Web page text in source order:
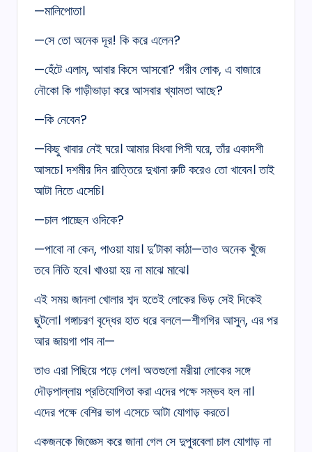
—মালিপোতা।
—সে তো অনেক দূর! কি করে এলেন?
—হেঁটে এলাম, আবার কিসে আসবো? গরীব লোক, এ বাজারে
নৌকো কি গাড়ীভাড়া করে আসবার খ্যামতা আছে?
—কি নেবেন?
—কিছু খাবার নেই ঘরে। আমার বিধবা পিসী ঘরে, তাঁর একাদশী
আসচে। দশমীর দিন রাত্তিরে দুখানা রুটি করেও তো খাবেন। তাই
আটা নিতে এসেচি।
—চাল পাচ্ছেন ওদিকে?
—পাবো না কেন, পাওয়া যায়। দু’টাকা কাঠা—তাও অনেক খুঁজে
তবে নিতি হবে। খাওয়া হয় না মাঝে মাঝে।
এই সময় জানলা খোলার শব্দ হতেই লোকের ভিড় সেই দিকেই
ছুটলো। গঙ্গাচরণ বৃদ্ধের হাত ধরে বললে—শীগগির আসুন, এর পর
আর জায়গা পাব না—
তাও এরা পিছিয়ে পড়ে গেল। অতগুলো মরীয়া লোকের সঙ্গে
দৌড়পাল্লায় প্রতিযোগিতা করা এদের পক্ষে সম্ভব হল না।
এদের পক্ষে বেশির ভাগ এসেচে আটা যোগাড় করতে।
একজনকে জিজ্ঞেস করে জানা গেল সে দুপুরবেলা চাল যোগাড় না